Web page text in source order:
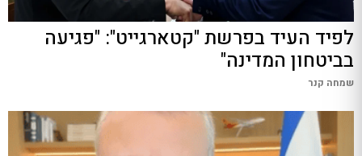
לפיד העיד בפרשת "קטארגייט": "פגיעה
בביטחון המדינה"
שמחה קנר